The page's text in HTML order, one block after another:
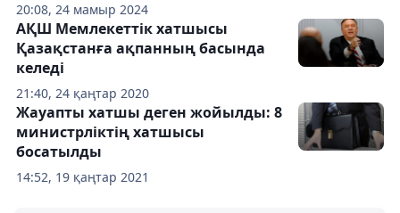
20:08, 24 мамыр 2024
21:40, 24 қаңтар 2020
АҚШ Мемлекеттік хатшысы
Қазақстанға ақпанның басында
келеді
14:52, 19 қаңтар 2021
Жауапты хатшы деген жойылды: 8
министрліктің хатшысы
босатылды